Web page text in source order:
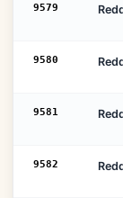
9579
9580
9581
9582